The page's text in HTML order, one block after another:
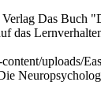
Das Buch
das
uploads/